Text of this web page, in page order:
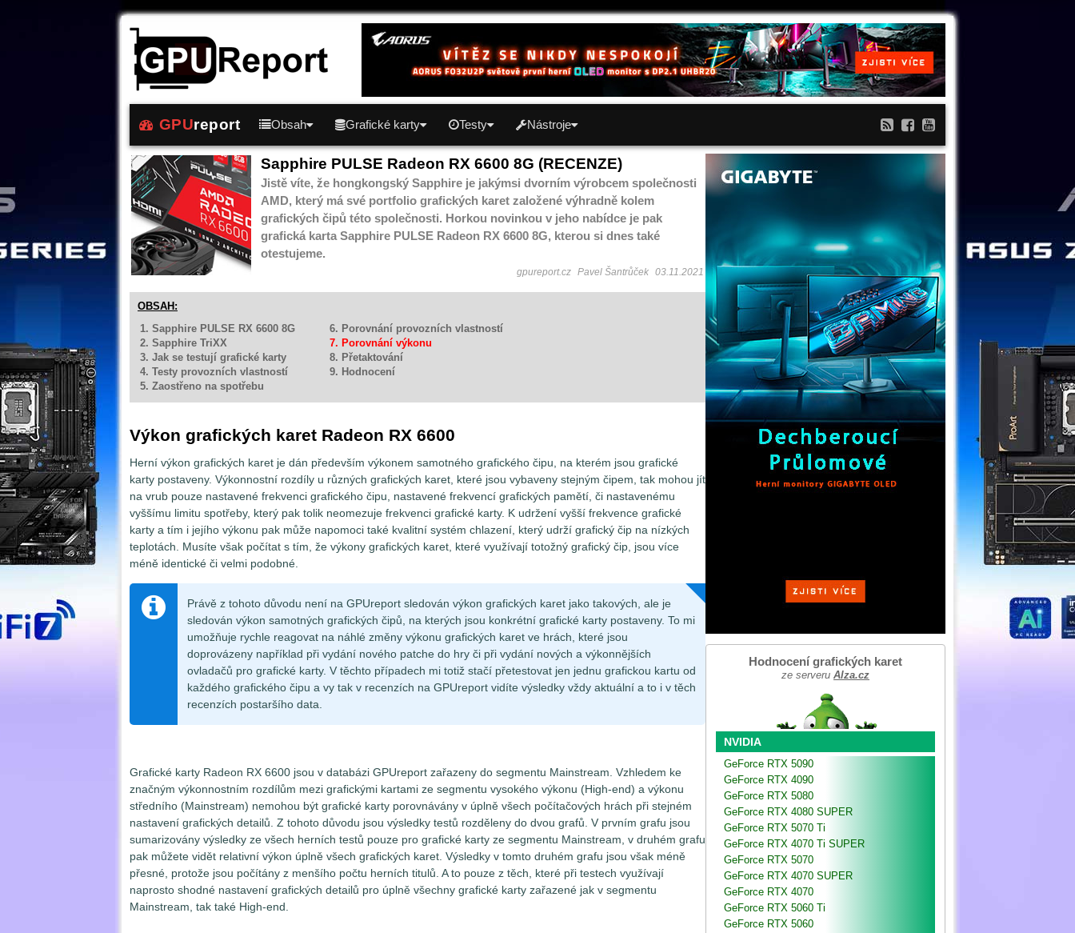
GPUreport Obsah Grafické karty Testy Nástroje
Sapphire PULSE Radeon RX 6600 8G (RECENZE)
Jistě víte, že hongkongský Sapphire je jakýmsi dvorním výrobcem společnosti
AMD, který má své portfolio grafických karet založené výhradně kolem
grafických čipů této společnosti. Horkou novinkou v jeho nabídce je pak
grafická karta Sapphire PULSE Radeon RX 6600 8G, kterou si dnes také
otestujeme.
gpureport.cz Pavel Šantrůček 03.11.2021
OBSAH:
1. Sapphire PULSE RX 6600 8G
6. Porovnání provozních vlastností
2. Sapphire TriXX
7. Porovnání výkonu
3. Jak se testují grafické karty
8. Přetaktování
4. Testy provozních vlastností
9. Hodnocení
5. Zaostřeno na spotřebu
Výkon grafických karet Radeon RX 6600
Herní výkon grafických karet je dán především výkonem samotného grafického čipu, na kterém jsou grafické
karty postaveny. Výkonnostní rozdíly u různých grafických karet, které jsou vybaveny stejným čipem, tak mohou jít
na vrub pouze nastavené frekvenci grafického čipu, nastavené frekvencí grafických pamětí, či nastavenému
vyššímu limitu spotřeby, který pak tolik neomezuje frekvenci grafické karty. K udržení vyšší frekvence grafické
karty a tím i jejího výkonu pak může napomoci také kvalitní systém chlazení, který udrží grafický čip na nízkých
teplotách. Musíte však počítat s tím, že výkony grafických karet, které využívají totožný grafický čip, jsou více
méně identické či velmi podobné.
Právě z tohoto důvodu není na GPUreport sledován výkon grafických karet jako takových, ale je
sledován výkon samotných grafických čipů, na kterých jsou konkrétní grafické karty postaveny. To mi
umožňuje rychle reagovat na náhlé změny výkonu grafických karet ve hrách, které jsou
doprovázeny například při vydání nového patche do hry či při vydání nových a výkonnějších
ovladačů pro grafické karty. V těchto případech mi totiž stačí přetestovat jen jednu grafickou kartu od
každého grafického čipu a vy tak v recenzích na GPUreport vidíte výsledky vždy aktuální a to i v těch
recenzích postaršího data.
Grafické karty Radeon RX 6600 jsou v databázi GPUreport zařazeny do segmentu Mainstream. Vzhledem ke
značným výkonnostním rozdílům mezi grafickými kartami ze segmentu vysokého výkonu (High-end) a výkonu
středního (Mainstream) nemohou být grafické karty porovnávány v úplně všech počítačových hrách při stejném
nastavení grafických detailů. Z tohoto důvodu jsou výsledky testů rozděleny do dvou grafů. V prvním grafu jsou
sumarizovány výsledky ze všech herních testů pouze pro grafické karty ze segmentu Mainstream, v druhém grafu
pak můžete vidět relativní výkon úplně všech grafických karet. Výsledky v tomto druhém grafu jsou však méně
přesné, protože jsou počítány z menšího počtu herních titulů. A to pouze z těch, které při testech využívají
naprosto shodné nastavení grafických detailů pro úplně všechny grafické karty zařazené jak v segmentu
Mainstream, tak také High-end.
Hodnocení grafických karet
ze serveru Alza.cz
NVIDIA
GeForce RTX 5090
GeForce RTX 4090
GeForce RTX 5080
GeForce RTX 4080 SUPER
GeForce RTX 5070 Ti
GeForce RTX 4070 Ti SUPER
GeForce RTX 5070
GeForce RTX 4070 SUPER
GeForce RTX 4070
GeForce RTX 5060 Ti
GeForce RTX 5060